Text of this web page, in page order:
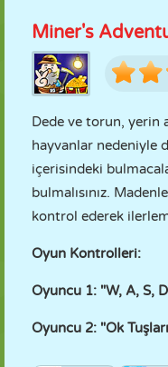
Miner's
Dede ve torun, yerin
hayvanlar nedeniyle
içerisindeki
bulmalısınız.
kontrol ederek
Oyun Kontrolleri:
Oyuncu 1: "W, A, S,
Oyuncu 2: "Ok